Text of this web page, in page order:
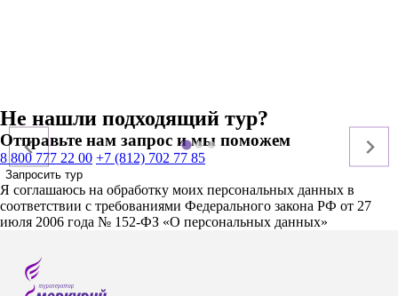
Не нашли подходящий тур?
Отправьте нам запрос и мы поможем
8 800 777 22 00 +7 (812) 702 77 85
Запросить тур
Я соглашаюсь на обработку моих персональных данных в
соответствии с требованиями Федерального закона РФ от 27
июля 2006 года № 152-ФЗ «О персональных данных»